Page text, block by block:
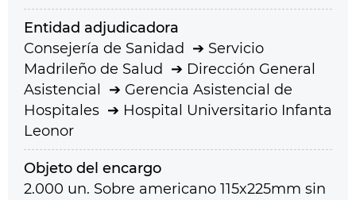
Entidad adjudicadora
Consejería de Sanidad
Servicio
Madrileño de Salud
Dirección General
Asistencial
Gerencia Asistencial de
Hospitales
Hospital Universitario Infanta
Leonor
Objeto del encargo
2.000 un. Sobre americano 115x225mm sin